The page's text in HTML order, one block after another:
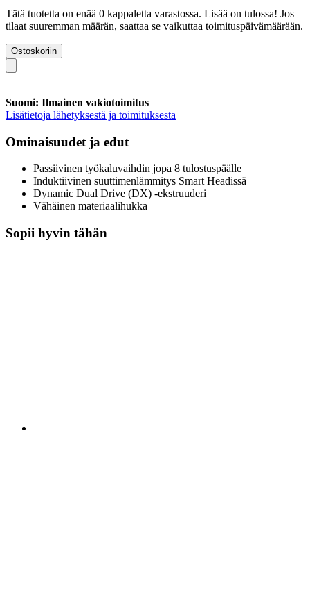
Tätä tuotetta on enää 0 kappaletta varastossa. Lisää on tulossa! Jos
tilaat suuremman määrän, saattaa se vaikuttaa toimituspäivämäärään.
Ostoskoriin
Suomi: Ilmainen vakiotoimitus
Lisätietoja lähetyksestä ja toimituksesta
Ominaisuudet ja edut
Passiivinen työkaluvaihdin jopa 8 tulostuspäälle
Induktiivinen suuttimenlämmitys Smart Headissä
Dynamic Dual Drive (DX) -ekstruuderi
Vähäinen materiaalihukka
Sopii hyvin tähän